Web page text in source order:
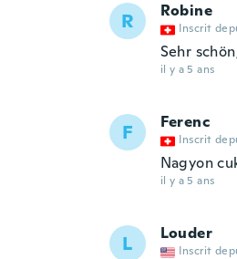
R Robine
Inscrit
Sehr
il y a 5 ans
F Ferenc
Inscrit
Nagyon
il y a 5 ans
L Louder
Inscrit